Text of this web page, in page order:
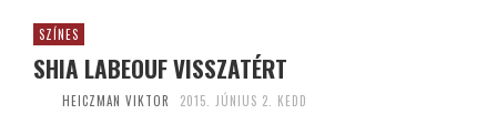
SZÍNES
SHIA LABEOUF VISSZATÉRT
HEICZMAN VIKTOR 2015. JÚNIUS 2. KEDD